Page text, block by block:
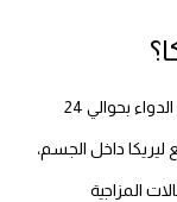
بعد التوقف عن تعاطي الدواء بحوالي 24
داخل الجسم،
المزاجية